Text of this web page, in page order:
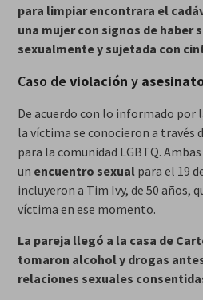
para limpiar encontrara el
una mujer con signos de haber
sexualmente y sujetada con
Caso de violación y
De acuerdo con lo informado por
la víctima se conocieron a través
para la comunidad LGBTQ.
un encuentro sexual para el 19
incluyeron a Tim Ivy, de 50 años,
víctima en ese momento.
La pareja llegó a la casa de
tomaron alcohol y drogas
relaciones sexuales